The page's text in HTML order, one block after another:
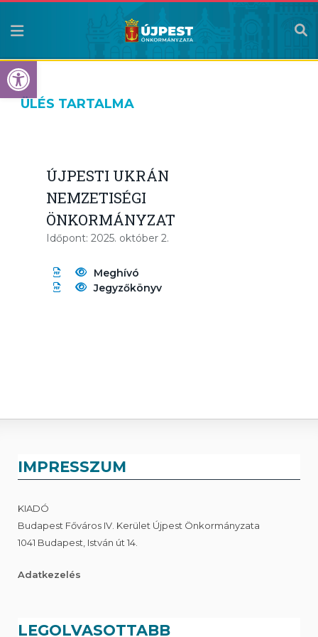
Eszköztár megnyitása
ÜLÉS TARTALMA
ÚJPESTI UKRÁN
NEMZETISÉGI
ÖNKORMÁNYZAT
Időpont: 2025. október 2.
Meghívó
Jegyzőkönyv
IMPRESSZUM
KIADÓ
Budapest Főváros IV. Kerület Újpest Önkormányzata
1041 Budapest, István út 14.
Adatkezelés
LEGOLVASOTTABB